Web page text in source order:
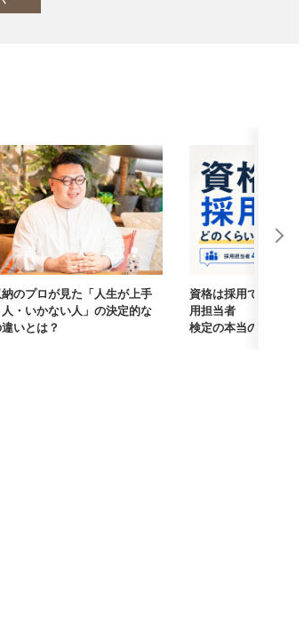
のプロが見た「人生が上手
人・いかない人」の決定的な
いとは？
資格は採用で本当に
用担当者405人に聞
検定の本当の価値【ま